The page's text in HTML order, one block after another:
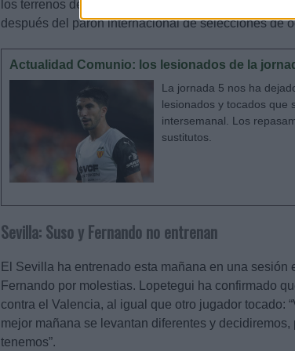
los terrenos de juego unas 3 semanas. El delantero
después del parón internacional de selecciones de
Actualidad Comunio: los lesionados de la
La jornada 5 nos ha
lesionados y tocados que
intersemanal. Los
sustitutos.
Sevilla: Suso y Fernando no entrenan
El Sevilla ha entrenado esta mañana en una
Fernando por molestias. Lopetegui ha confirmado
contra el Valencia, al igual que otro jugador tocado:
mejor mañana se levantan diferentes y
tenemos”.